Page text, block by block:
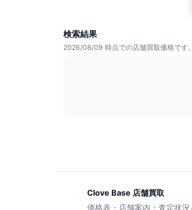
検索結果
2026/08/09 時点での店舗買取価格です。
Clove Base 店舗買取
価格表・店舗案内・査定状況